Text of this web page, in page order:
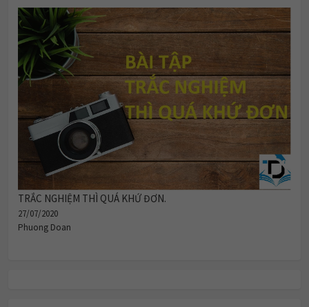
TRẮC NGHIỆM THÌ QUÁ KHỨ ĐƠN.
27/07/2020
Phuong Doan